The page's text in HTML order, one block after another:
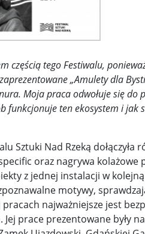
częścią tego Festiwalu,
„Amulety dla
Moja praca odwołuje się do
funkcjonuje ten ekosystem i jak
Sztuki Nad Rzeką dołączyła
oraz nagrywa
z jednej instalacji w
motywy,
najważniejsze jest
prace prezentowane były